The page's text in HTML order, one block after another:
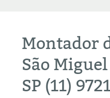
Montador
São
SP (11)